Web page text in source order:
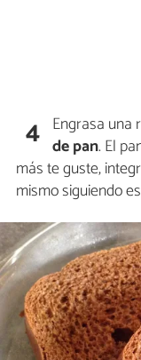
4 Engrasa
de pan. El
más te guste,
mismo siguiendo